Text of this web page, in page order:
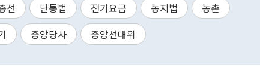
선 단통법 전기요금 농지법
농촌
중앙당사 중앙선대위